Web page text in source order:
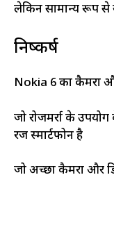
लेकिन सामान्य रूप
निष्कर्ष
Nokia 6 का कैमरा
जो रोजमर्रा के
रेंज स्मार्टफोन है
जो अच्छा कैमरा और